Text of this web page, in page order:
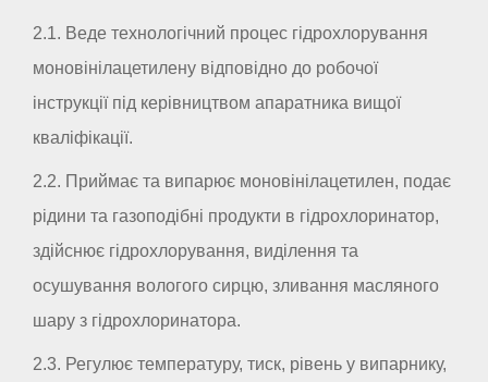
2.1. Веде технологічний процес гідрохлорування
моновінілацетилену відповідно до робочої
інструкції під керівництвом апаратника вищої
кваліфікації.
2.2. Приймає та випарює моновінілацетилен, подає
рідини та газоподібні продукти в гідрохлоринатор,
здійснює гідрохлорування, виділення та
осушування вологого сирцю, зливання масляного
шару з гідрохлоринатора.
2.3. Регулює температуру, тиск, рівень у випарнику,